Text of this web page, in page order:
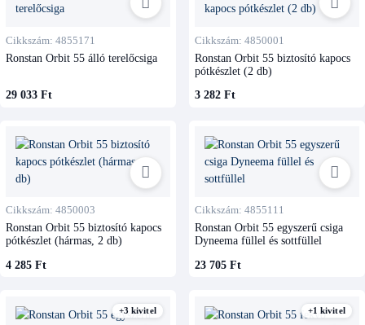
Cikkszám: 4855171
Ronstan Orbit 55 álló terelőcsiga
29 033 Ft
Cikkszám: 4850001
Ronstan Orbit 55 biztosító kapocs
pótkészlet (2 db)
3 282 Ft
Cikkszám: 4850003
Ronstan Orbit 55 biztosító kapocs
pótkészlet (hármas, 2 db)
4 285 Ft
Cikkszám: 4855111
Ronstan Orbit 55 egyszerű csiga
Dyneema füllel és sottfüllel
23 705 Ft
+3 kivitel +1 kivitel